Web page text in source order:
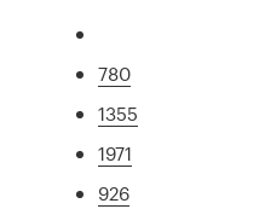
780
1355
1971
926